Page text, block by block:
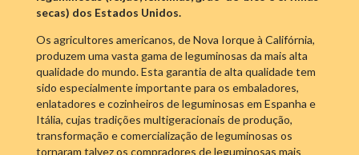
secas) dos Estados Unidos.
Os agricultores americanos, de Nova Iorque à Califórnia,
produzem uma vasta gama de leguminosas da mais alta
qualidade do mundo. Esta garantia de alta qualidade tem
sido especialmente importante para os embaladores,
enlatadores e cozinheiros de leguminosas em Espanha e
Itália, cujas tradições multigeracionais de produção,
transformação e comercialização de leguminosas os
tornaram talvez os compradores de leguminosas mais